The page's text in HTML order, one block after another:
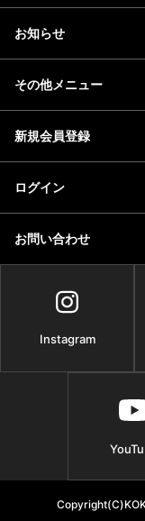
お知らせ
その他メニュー
新規会員登録
ログイン
お問い合わせ
Instagram